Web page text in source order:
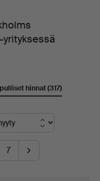
hinnat(317)
7